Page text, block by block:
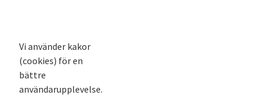
Nyhetsbrev
Andra webbplatser
Arkivsök
Vi använder kakor
(cookies) för en
bättre
användarupplevelse.